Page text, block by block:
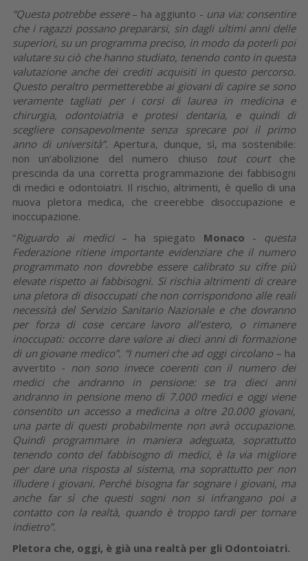
“Questa potrebbe essere– ha aggiunto - una via: consentire
che i ragazzi possano prepararsi, sin dagli ultimi anni delle
superiori, su un programma preciso, in modo da poterli poi
valutare su ciò che hanno studiato, tenendo conto in questa
valutazione anche dei crediti acquisiti in questo percorso.
Questo peraltro permetterebbe ai giovani di capire se sono
veramente tagliati per i corsi di laurea in medicina e
chirurgia, odontoiatria e protesi dentaria, e quindi di
scegliere consapevolmente senza sprecare poi il primo
anno di università”. Apertura, dunque, sì, ma sostenibile:
non un’abolizione del numero chiuso tout courtche
prescinda da una corretta programmazione dei fabbisogni
di medici e odontoiatri. Il rischio, altrimenti, è quello di una
nuova pletora medica, che creerebbe disoccupazione e
inoccupazione.
“Riguardo ai medici– ha spiegato Monaco - questa
Federazione ritiene importante evidenziare che il numero
programmato non dovrebbe essere calibrato su cifre più
elevate rispetto ai fabbisogni. Si rischia altrimenti di creare
una pletora di disoccupati che non corrispondono alle reali
necessità del Servizio Sanitario Nazionale e che dovranno
per forza di cose cercare lavoro all’estero, o rimanere
inoccupati: occorre dare valore ai dieci anni di formazione
di un giovane medico”. “I numeri che ad oggi circolano – ha
avvertito - non sono invece coerenti con il numero dei
medici che andranno in pensione: se tra dieci anni
andranno in pensione meno di 7.000 medici e oggi viene
consentito un accesso a medicina a oltre 20.000 giovani,
una parte di questi probabilmente non avrà occupazione.
Quindi programmare in maniera adeguata, soprattutto
tenendo conto del fabbisogno di medici, è la via migliore
per dare una risposta al sistema, ma soprattutto per non
illudere i giovani. Perché bisogna far sognare i giovani, ma
anche far sì che questi sogni non si infrangano poi a
contatto con la realtà, quando è troppo tardi per tornare
indietro”.
Pletora che, oggi, è già una realtà per gli Odontoiatri.